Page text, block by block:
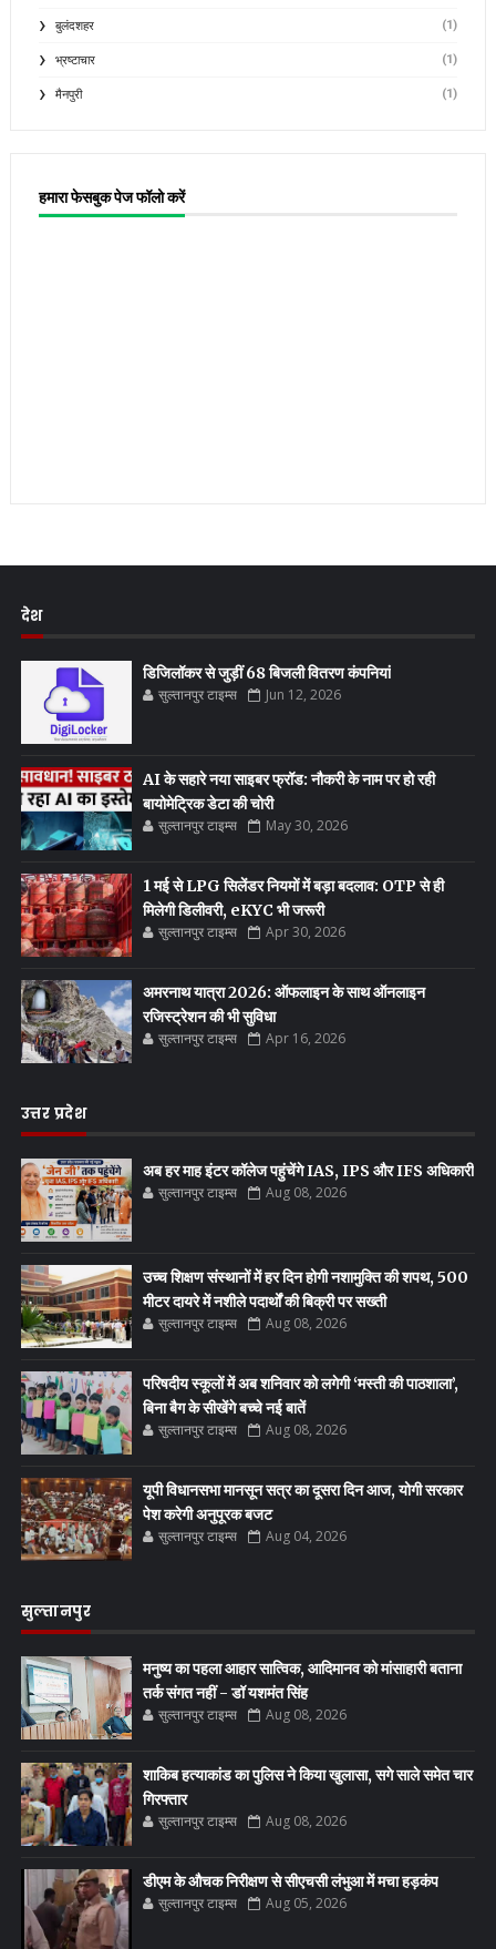
बुलंदशहर (1)
भ्रष्टाचार (1)
मैनपुरी (1)
हमारा फेसबुक पेज फॉलो करें
देश
डिजिलॉकर से जुड़ीं 68 बिजली वितरण कंपनियां
सुल्तानपुर टाइम्स Jun 12, 2026
AI के सहारे नया साइबर फ्रॉड: नौकरी के नाम पर हो रही
बायोमेट्रिक डेटा की चोरी
सुल्तानपुर टाइम्स May 30, 2026
1 मई से LPG सिलेंडर नियमों में बड़ा बदलाव: OTP से ही
मिलेगी डिलीवरी, eKYC भी जरूरी
सुल्तानपुर टाइम्स Apr 30, 2026
अमरनाथ यात्रा 2026: ऑफलाइन के साथ ऑनलाइन
रजिस्ट्रेशन की भी सुविधा
सुल्तानपुर टाइम्स Apr 16, 2026
उत्तर प्रदेश
अब हर माह इंटर कॉलेज पहुंचेंगे IAS, IPS और IFS अधिकारी
सुल्तानपुर टाइम्स Aug 08, 2026
उच्च शिक्षण संस्थानों में हर दिन होगी नशामुक्ति की शपथ, 500
मीटर दायरे में नशीले पदार्थों की बिक्री पर सख्ती
सुल्तानपुर टाइम्स Aug 08, 2026
परिषदीय स्कूलों में अब शनिवार को लगेगी ‘मस्ती की पाठशाला’,
बिना बैग के सीखेंगे बच्चे नई बातें
सुल्तानपुर टाइम्स Aug 08, 2026
यूपी विधानसभा मानसून सत्र का दूसरा दिन आज, योगी सरकार
पेश करेगी अनुपूरक बजट
सुल्तानपुर टाइम्स Aug 04, 2026
सुल्तानपुर
मनुष्य का पहला आहार सात्विक, आदिमानव को मांसाहारी बताना
तर्क संगत नहीं - डॉ यशमंत सिंह
सुल्तानपुर टाइम्स Aug 08, 2026
शाकिब हत्याकांड का पुलिस ने किया खुलासा, सगे साले समेत चार
गिरफ्तार
सुल्तानपुर टाइम्स Aug 08, 2026
डीएम के औचक निरीक्षण से सीएचसी लंभुआ में मचा हड़कंप
सुल्तानपुर टाइम्स Aug 05, 2026